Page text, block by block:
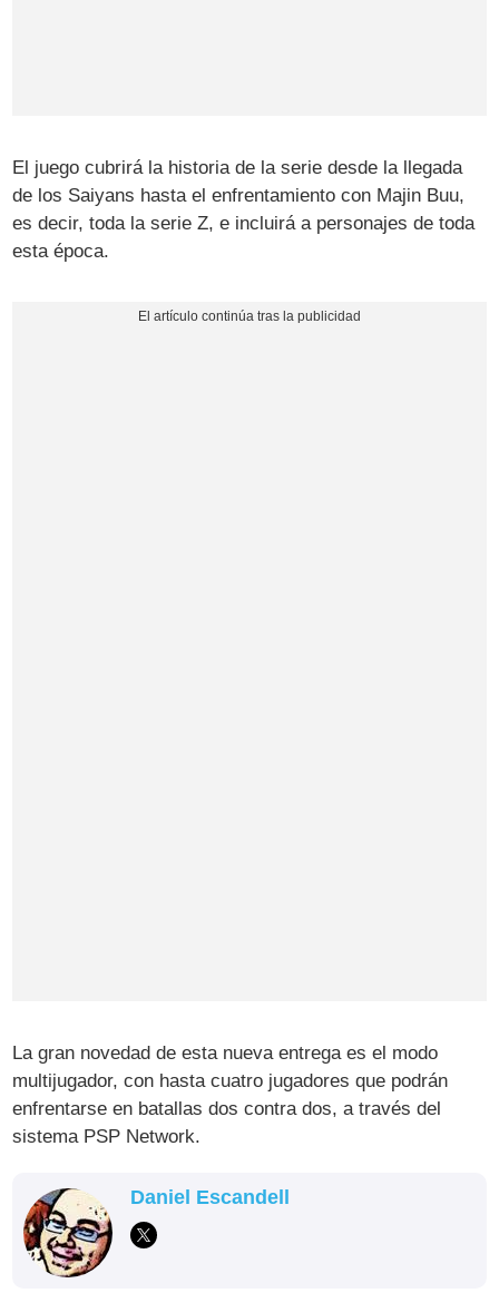
El juego cubrirá la historia de la serie desde la llegada
de los Saiyans hasta el enfrentamiento con Majin Buu,
es decir, toda la serie Z, e incluirá a personajes de toda
esta época.
La gran novedad de esta nueva entrega es el modo
multijugador, con hasta cuatro jugadores que podrán
enfrentarse en batallas dos contra dos, a través del
sistema PSP Network.
Daniel Escandell